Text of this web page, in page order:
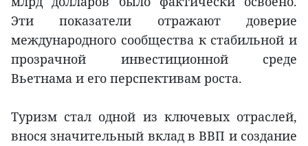
Эти показатели отражают доверие
международного сообщества к стабильной и
прозрачной инвестиционной среде
Вьетнама и его перспективам роста.
Туризм стал одной из ключевых отраслей,
внося значительный вклад в ВВП и создание